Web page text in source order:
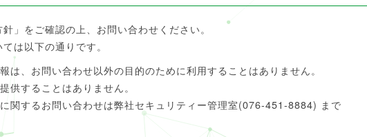
」をご確認の上、お問い合わせください。
は以下の通りです。
は、お問い合わせ以外の目的のために利用することはありません。
供することはありません。
関するお問い合わせは弊社セキュリティー管理室(076-451-8884) まで